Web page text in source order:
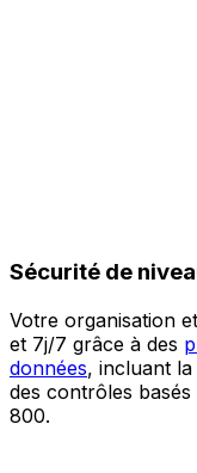
Sécurité de
Votre organisation
et 7j/7 grâce à des
données, incluant
des contrôles
800.